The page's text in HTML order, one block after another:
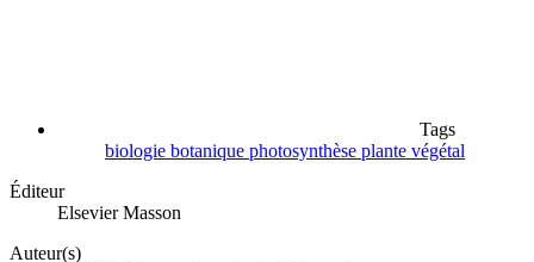
Tags
biologie botanique photosynthèse plante végétal
Éditeur
Elsevier Masson
Auteur(s)